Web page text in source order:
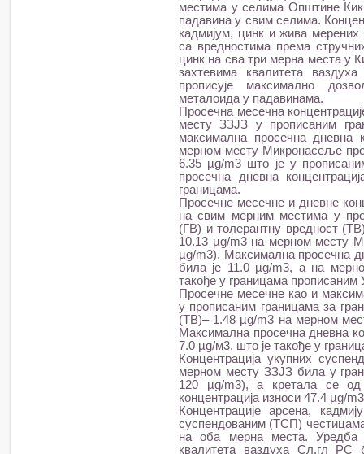
местима у селима Општине
падавина у свим селима.
кадмијум, цинк и жива
са вредностима према
цинк на сва три мерна места у
захтевима квалитета
прописује максимално
металоида у падавинама.
Просечна месечна
месту ЗЗЈЗ у прописаним
максимална просечна дневна
мерном месту Микронасеље
6.35 µg/m3 што је у
просечна дневна
границама.
Просечне месечне и дневне
на свим мерним местима у
(ГВ) и толерантну вредност
10.13 µg/m3 на мерном месту
µg/m3). Максимална просечна
била је 11.0 µg/m3, а на
такође у границама прописаним
Просечне месечне као и
у прописаним границама за
(ТВ)– 1.48 µg/m3 на мерном
Максимална просечна дневна
7.0 µg/м3, што је такође у
Концентрација укупних
мерном месту ЗЗЈЗ била у
120 µg/m3), а кретала се
концентрација износи 47.4 µg/
Концентрације арсена,
суспендованим (ТСП)
на оба мерна места. Уредба
квалитета ваздуха Сл.гл РС